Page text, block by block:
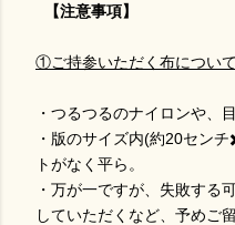
【注意事項】
①ご持参いただく布について
・つるつるのナイロンや、
・版のサイズ内(約20セン
トがなく平ら。
・万が一ですが、失敗する
していただくなど、予めご